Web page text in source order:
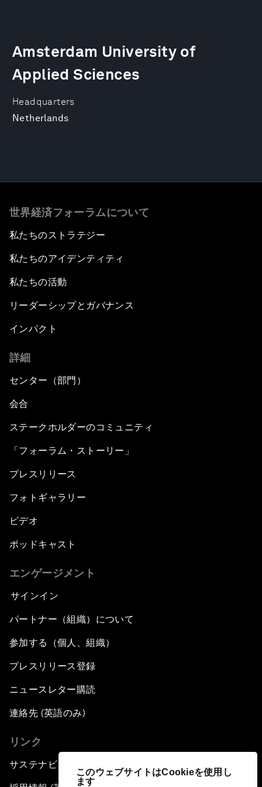
このウェブサイトはCookieを使用し
ます
Headquarters
Netherlands
Amsterdam University of
Applied Sciences
世界経済フォーラムについて
私たちのストラテジー
私たちのアイデンティティ
私たちの活動
リーダーシップとガバナンス
インパクト
詳細
センター（部門）
会合
ステークホルダーのコミュニティ
「フォーラム・ストーリー」
プレスリリース
フォトギャラリー
ビデオ
ポッドキャスト
エンゲージメント
サインイン
パートナー（組織）について
参加する（個人、組織）
プレスリリース登録
ニュースレター購読
連絡先 (英語のみ)
リンク
サステナビリティへの取り組み